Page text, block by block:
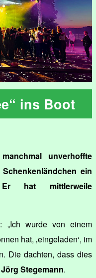
ins Boot
unverhoffte
ein
Er hat mittlerweile
„Ich wurde von einem
hat, ‚eingeladen‘, im
Die dachten, dass dies
Jörg Stegemann.